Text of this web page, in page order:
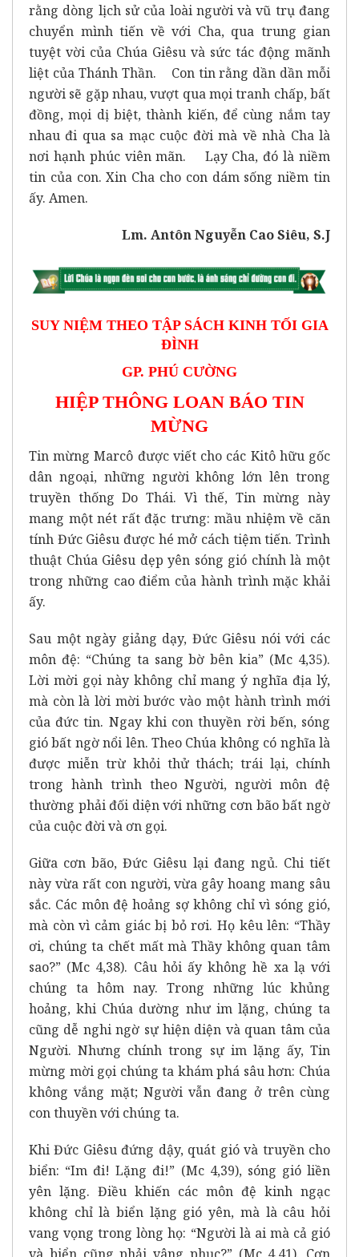
rằng dòng lịch sử của loài người và vũ trụ đang
chuyển mình tiến về với Cha, qua trung gian
tuyệt vời của Chúa Giêsu và sức tác động mãnh
liệt của Thánh Thần. Con tin rằng dần dần mỗi
người sẽ gặp nhau, vượt qua mọi tranh chấp, bất
đồng, mọi dị biệt, thành kiến, để cùng nắm tay
nhau đi qua sa mạc cuộc đời mà về nhà Cha là
nơi hạnh phúc viên mãn. Lạy Cha, đó là niềm
tin của con. Xin Cha cho con dám sống niềm tin
ấy. Amen.
Lm. Antôn Nguyễn Cao Siêu, S.J
SUY NIỆM THEO TẬP SÁCH KINH TỐI GIA
ĐÌNH
GP. PHÚ CƯỜNG
HIỆP THÔNG LOAN BÁO TIN
MỪNG
Tin mừng Marcô được viết cho các Kitô hữu gốc
dân ngoại, những người không lớn lên trong
truyền thống Do Thái. Vì thế, Tin mừng này
mang một nét rất đặc trưng: mầu nhiệm về căn
tính Đức Giêsu được hé mở cách tiệm tiến. Trình
thuật Chúa Giêsu dẹp yên sóng gió chính là một
trong những cao điểm của hành trình mặc khải
ấy.
Sau một ngày giảng dạy, Đức Giêsu nói với các
môn đệ: “Chúng ta sang bờ bên kia” (Mc 4,35).
Lời mời gọi này không chỉ mang ý nghĩa địa lý,
mà còn là lời mời bước vào một hành trình mới
của đức tin. Ngay khi con thuyền rời bến, sóng
gió bất ngờ nổi lên. Theo Chúa không có nghĩa là
được miễn trừ khỏi thử thách; trái lại, chính
trong hành trình theo Người, người môn đệ
thường phải đối diện với những cơn bão bất ngờ
của cuộc đời và ơn gọi.
Giữa cơn bão, Đức Giêsu lại đang ngủ. Chi tiết
này vừa rất con người, vừa gây hoang mang sâu
sắc. Các môn đệ hoảng sợ không chỉ vì sóng gió,
mà còn vì cảm giác bị bỏ rơi. Họ kêu lên: “Thầy
ơi, chúng ta chết mất mà Thầy không quan tâm
sao?” (Mc 4,38). Câu hỏi ấy không hề xa lạ với
chúng ta hôm nay. Trong những lúc khủng
hoảng, khi Chúa dường như im lặng, chúng ta
cũng dễ nghi ngờ sự hiện diện và quan tâm của
Người. Nhưng chính trong sự im lặng ấy, Tin
mừng mời gọi chúng ta khám phá sâu hơn: Chúa
không vắng mặt; Người vẫn đang ở trên cùng
con thuyền với chúng ta.
Khi Đức Giêsu đứng dậy, quát gió và truyền cho
biển: “Im đi! Lặng đi!” (Mc 4,39), sóng gió liền
yên lặng. Điều khiến các môn đệ kinh ngạc
không chỉ là biển lặng gió yên, mà là câu hỏi
vang vọng trong lòng họ: “Người là ai mà cả gió